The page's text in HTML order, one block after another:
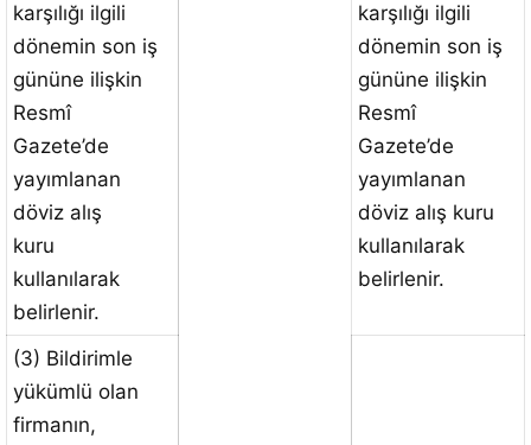
karşılığı ilgili
dönemin son iş
gününe ilişkin
Resmî
Gazete’de
yayımlanan
döviz alış
kuru
kullanılarak
belirlenir.
karşılığı ilgili
dönemin son iş
gününe ilişkin
Resmî
Gazete’de
yayımlanan
döviz alış kuru
kullanılarak
belirlenir.
(3) Bildirimle
yükümlü olan
firmanın,